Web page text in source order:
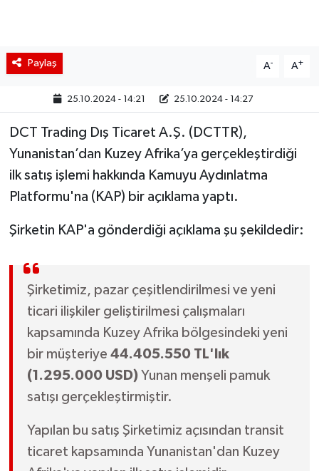
Paylaş A- A+
25.10.2024 - 14:21 25.10.2024 - 14:27
DCT Trading Dış Ticaret A.Ş. (DCTTR),
Yunanistan’dan Kuzey Afrika’ya gerçekleştirdiği
ilk satış işlemi hakkında Kamuyu Aydınlatma
Platformu'na (KAP) bir açıklama yaptı.
Şirketin KAP'a gönderdiği açıklama şu şekildedir:
Şirketimiz, pazar çeşitlendirilmesi ve yeni
ticari ilişkiler geliştirilmesi çalışmaları
kapsamında Kuzey Afrika bölgesindeki yeni
bir müşteriye 44.405.550 TL'lık
(1.295.000 USD)Yunan menşeli pamuk
satışı gerçekleştirmiştir.
Yapılan bu satış Şirketimiz açısından transit
ticaret kapsamında Yunanistan'dan Kuzey